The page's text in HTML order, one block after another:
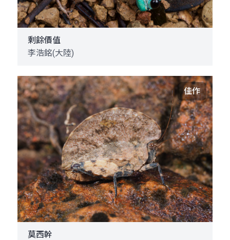
剩餘價值
李浩銘(大陸)
佳作
莫西幹